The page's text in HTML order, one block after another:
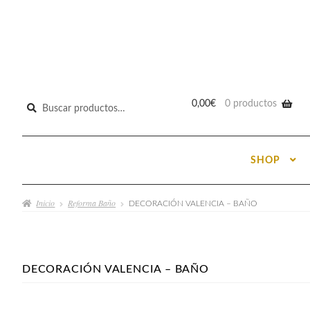
Buscar
0,00€ 0 productos
SHOP
Inicio Reforma Baño DECORACIÓN VALENCIA – BAÑO
DECORACIÓN VALENCIA – BAÑO